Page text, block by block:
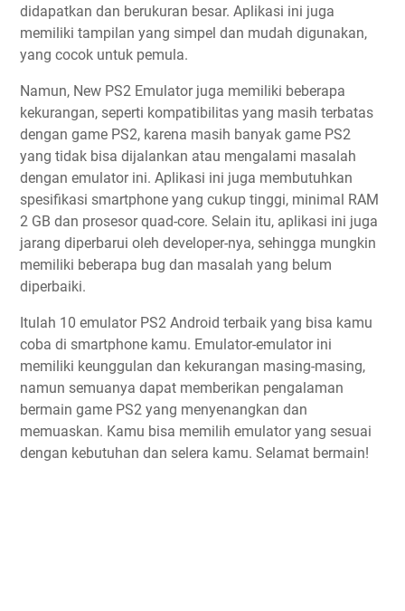
didapatkan dan berukuran besar. Aplikasi ini juga
memiliki tampilan yang simpel dan mudah digunakan,
yang cocok untuk pemula.
Namun, New PS2 Emulator juga memiliki beberapa
kekurangan, seperti kompatibilitas yang masih terbatas
dengan game PS2, karena masih banyak game PS2
yang tidak bisa dijalankan atau mengalami masalah
dengan emulator ini. Aplikasi ini juga membutuhkan
spesifikasi smartphone yang cukup tinggi, minimal RAM
2 GB dan prosesor quad-core. Selain itu, aplikasi ini juga
jarang diperbarui oleh developer-nya, sehingga mungkin
memiliki beberapa bug dan masalah yang belum
diperbaiki.
Itulah 10 emulator PS2 Android terbaik yang bisa kamu
coba di smartphone kamu. Emulator-emulator ini
memiliki keunggulan dan kekurangan masing-masing,
namun semuanya dapat memberikan pengalaman
bermain game PS2 yang menyenangkan dan
memuaskan. Kamu bisa memilih emulator yang sesuai
dengan kebutuhan dan selera kamu. Selamat bermain!